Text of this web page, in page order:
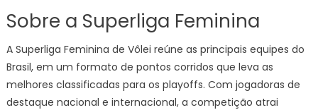
Sobre a Superliga Feminina
A Superliga Feminina de Vôlei reúne as principais equipes do
Brasil, em um formato de pontos corridos que leva as
melhores classificadas para os playoffs. Com jogadoras de
destaque nacional e internacional, a competição atrai